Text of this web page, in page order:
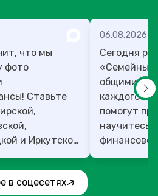
что мы
фото
и Иркутской
06.08.2026
Сегодня
«Семейный
общими
каждого»!
помогут
научитесь:
в соцесетях